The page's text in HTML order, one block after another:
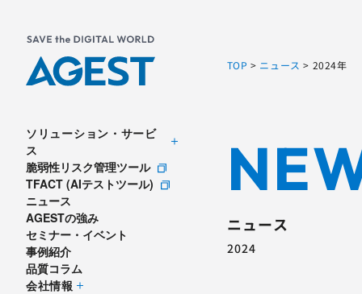
ソリューション・サービ
ス
脆弱性リスク管理ツール
TFACT (AIテストツール)
ニュース
AGESTの強み
セミナー・イベント
事例紹介
品質コラム
会社情報
TOP > ニュース > 2024年
ニュース
2024